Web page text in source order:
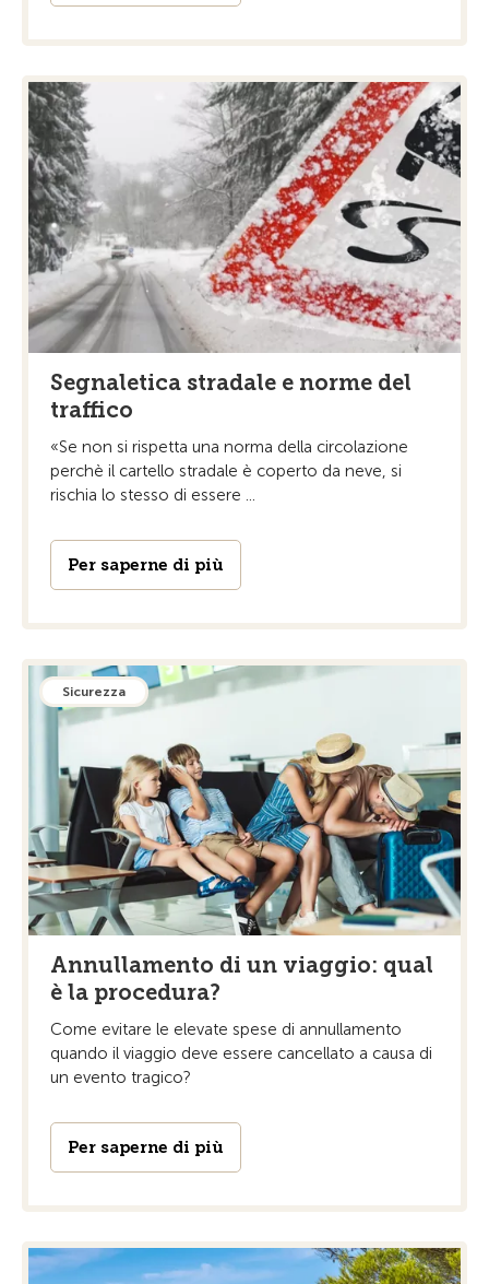
Segnaletica stradale e norme del
traffico
«Se non si rispetta una norma della circolazione
perchè il cartello stradale è coperto da neve, si
rischia lo stesso di essere ...
Per saperne di più
Sicurezza
Annullamento di un viaggio: qual
è la procedura?
Come evitare le elevate spese di annullamento
quando il viaggio deve essere cancellato a causa di
un evento tragico?
Per saperne di più